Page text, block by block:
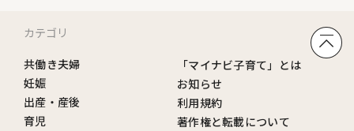
カテゴリ
共働き夫婦
妊娠
出産・産後
育児
「マイナビ子育て」とは
お知らせ
利用規約
著作権と転載について